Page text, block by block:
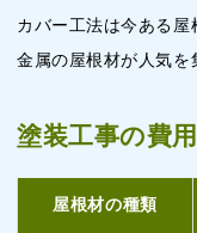
カバー工法は今ある
金属の屋根材が人気を
塗装工事の費
屋根材の種類